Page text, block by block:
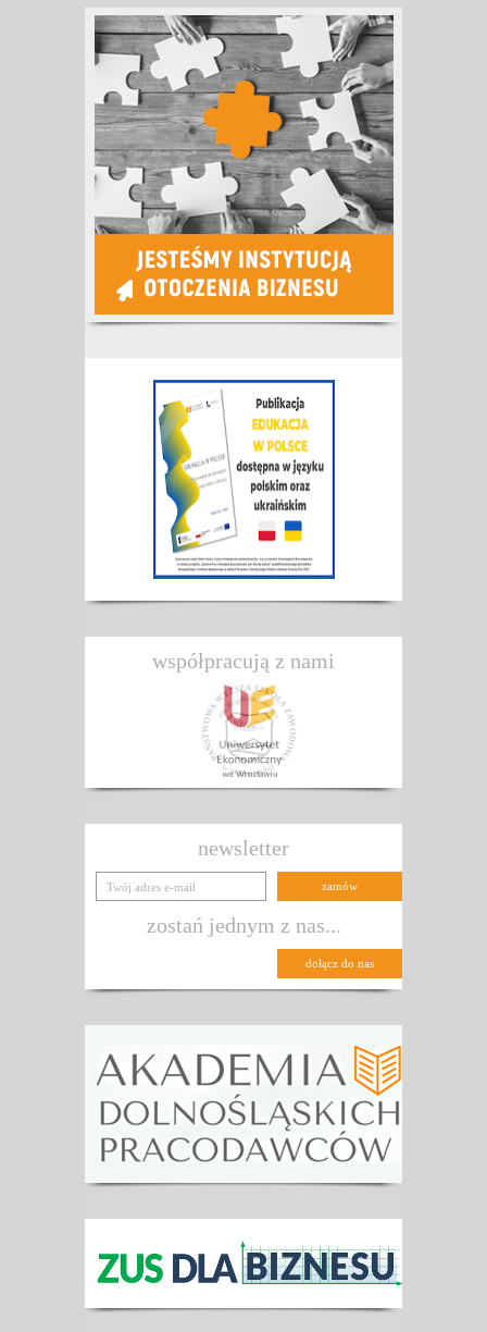
współpracują z nami
newsletter
zostań jednym z nas...